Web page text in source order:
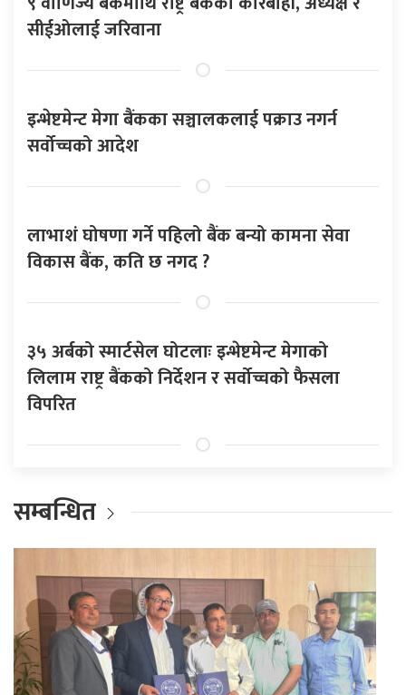
सीईओलाई जरिवाना
इन्भेष्टमेन्ट मेगा बैंकका सञ्चालकलाई पक्राउ नगर्न
सर्वोच्चको आदेश
लाभाशं घोषणा गर्ने पहिलो बैंक बन्यो कामना सेवा
विकास बैंक, कति छ नगद ?
३५ अर्बको स्मार्टसेल घोटलाः इन्भेष्टमेन्ट मेगाको
लिलाम राष्ट्र बैंकको निर्देशन र सर्वोच्चको फैसला
विपरित
सम्बन्धित